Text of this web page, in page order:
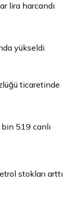
lira harcandı
yükseldi
ticaretinde
519 canlı
stokları arttı